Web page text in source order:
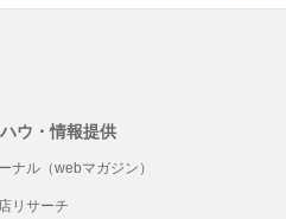
ウ・情報提供
ナル（webマガジン）
リサーチ